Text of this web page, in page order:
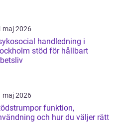
maj 2026
handledning i
stöd för hållbart
maj 2026
funktion,
och hur du väljer rätt